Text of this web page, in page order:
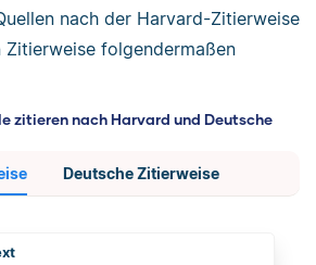
nach der Harvard-Zitierweise
Zitierweise folgendermaßen
zitieren nach Harvard und Deutsche
Deutsche Zitierweise